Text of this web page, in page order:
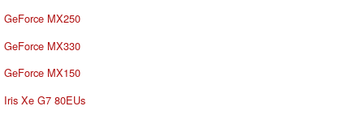
GeForce MX250
GeForce MX330
GeForce MX150
Iris Xe G7 80EUs